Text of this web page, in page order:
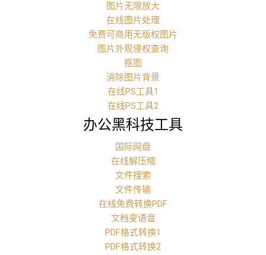
图片无限放大
在线图片处理
免费可商用无版权图片
图片外观侵权查询
抠图
消除图片背景
在线PS工具1
在线PS工具2
办公黑科技工具
国际网盘
在线解压缩
文件搜索
文件传输
在线免费转换PDF
文档变语音
PDF格式转换1
PDF格式转换2